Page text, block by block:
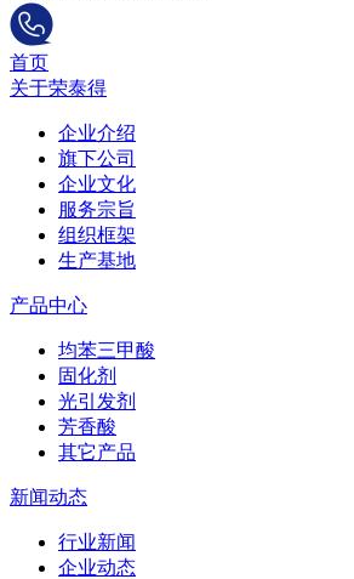
首页
关于荣泰得
企业介绍
旗下公司
企业文化
服务宗旨
组织框架
生产基地
产品中心
均苯三甲酸
固化剂
光引发剂
芳香酸
其它产品
新闻动态
行业新闻
企业动态